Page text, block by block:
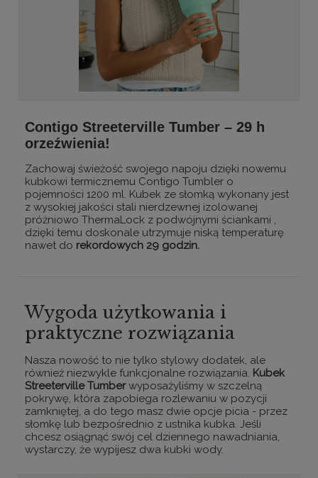
Contigo Streeterville Tumber – 29 h
orzeźwienia!
Zachowaj świeżość swojego napoju dzięki nowemu
kubkowi termicznemu Contigo Tumbler o
pojemności 1200 ml. Kubek ze słomką wykonany jest
z wysokiej jakości stali nierdzewnej izolowanej
próżniowo ThermaLock z podwójnymi ściankami ,
dzięki temu doskonale utrzymuje niską temperaturę
nawet do rekordowych 29 godzin.
Wygoda użytkowania i
praktyczne rozwiązania
Nasza nowość to nie tylko stylowy dodatek, ale
również niezwykle funkcjonalne rozwiązania. Kubek
Streeterville Tumberwyposażyliśmy w szczelną
pokrywę, która zapobiega rozlewaniu w pozycji
zamkniętej, a do tego masz dwie opcje picia - przez
słomkę lub bezpośrednio z ustnika kubka. Jeśli
chcesz osiągnąć swój cel dziennego nawadniania,
wystarczy, że wypijesz dwa kubki wody.